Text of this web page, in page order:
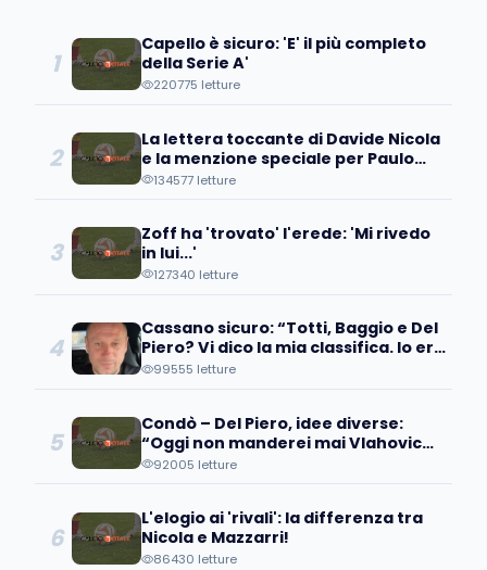
1
Capello è sicuro: 'E' il più completo
della Serie A'
220775 letture
2
La lettera toccante di Davide Nicola
e la menzione speciale per Paulo
Coelho
134577 letture
3
Zoff ha 'trovato' l'erede: 'Mi rivedo
in lui...'
127340 letture
4
Cassano sicuro: “Totti, Baggio e Del
Piero? Vi dico la mia classifica. Io ero
avanti, ma…”
99555 letture
5
Condò – Del Piero, idee diverse:
“Oggi non manderei mai Vlahovic
davanti ai microfoni perché….”
92005 letture
6
L'elogio ai 'rivali': la differenza tra
Nicola e Mazzarri!
86430 letture